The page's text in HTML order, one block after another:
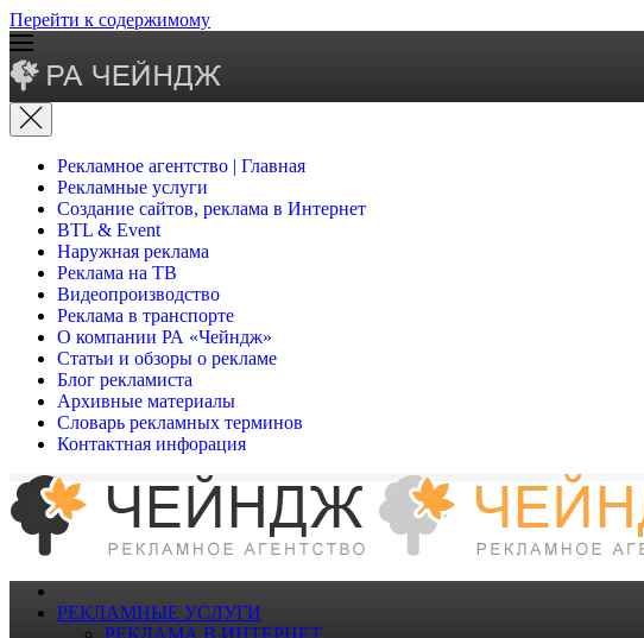
Перейти к содержимому
Рекламное агентство | Главная
Рекламные услуги
Создание сайтов, реклама в Интернет
BTL & Event
Наружная реклама
Реклама на ТВ
Видеопроизводство
Реклама в транспорте
О компании РА «Чейндж»
Статьи и обзоры о рекламе
Блог рекламиста
Архивные материалы
Словарь рекламных терминов
Контактная инфорация
РЕКЛАМНЫЕ УСЛУГИ
РЕКЛАМА В ИНТЕРНЕТ